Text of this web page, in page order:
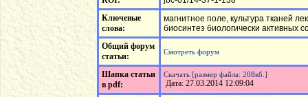
Ключевые
слова:
магнитное поле, культура тканей
биосинтез биологически активных
Общий форум
статьи:
Смотреть форум
Шапка статьи
в pdf:
Скачать [размер файла: 208кб.]
Дата: 27.03.2014 12:09:04